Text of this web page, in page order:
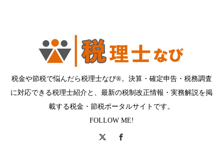
税金や節税で悩んだら税理士なび®。決算・確定申告・税務調査
に対応できる税理士紹介と、最新の税制改正情報・実務解説を掲
載する税金・節税ポータルサイトです。
FOLLOW ME!